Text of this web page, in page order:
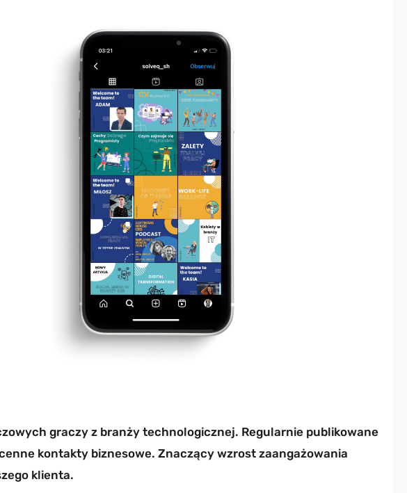
graczy z branży technologicznej. Regularnie publikowane
kontakty biznesowe. Znaczący wzrost zaangażowania
klienta.